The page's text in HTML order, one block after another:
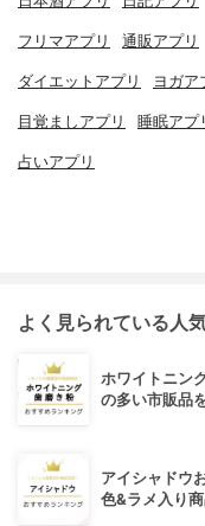
フリマアプリ 通販アプリ
ダイエットアプリ ヨガア
目覚ましアプリ 睡眠アプ
占いアプリ
よく見られている人
ホワイトニン
の多い市販品
アイシャドウ
色&ラメ入り